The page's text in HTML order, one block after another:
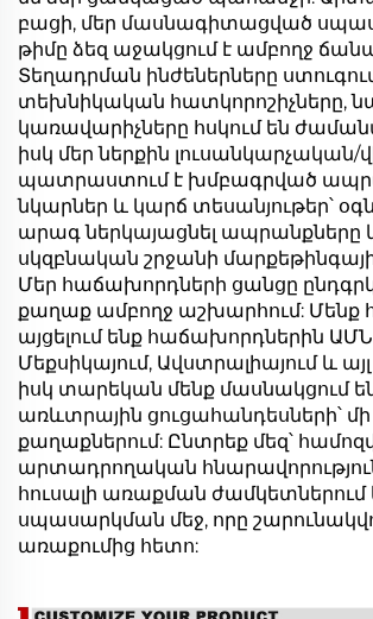
բացի, մեր մասնագիտացված
թիմը ձեզ աջակցում է ամբողջ
Տեղադրման ինժեներները
տեխնիկական հատկորոշիչները,
կառավարիչները հսկում են
իսկ մեր ներքին լուսանկարչական/
պատրաստում է խմբագրված
նկարներ և կարճ տեսանյութեր՝
արագ ներկայացնել ապրանքները
սկզբնական շրջանի
Մեր հաճախորդների ցանցը
քաղաք ամբողջ աշխարհում:
այցելում ենք հաճախորդներին
Մեքսիկայում, Ավստրալիայում և
իսկ տարեկան մենք մասնակցում
առևտրային ցուցահանդեսների՝
քաղաքներում: Ընտրեք մեզ՝
արտադրողական
հուսալի առաքման ժամկետներում
սպասարկման մեջ, որը
առաքումից հետո: